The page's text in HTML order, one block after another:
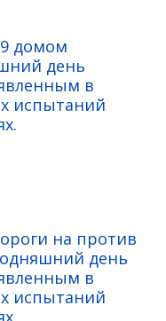
домом
день
в
испытаний
на против
день
в
испытаний